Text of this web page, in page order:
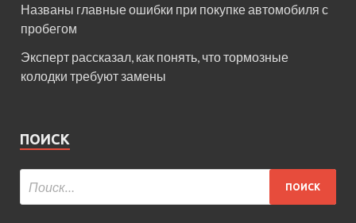
Названы главные ошибки при покупке автомобиля с
пробегом
Эксперт рассказал, как понять, что тормозные
колодки требуют замены
ПОИСК